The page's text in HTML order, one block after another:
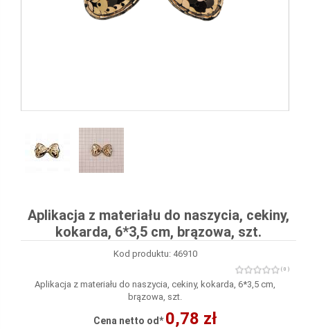
Aplikacja z materiału do naszycia, cekiny,
kokarda, 6*3,5 cm, brązowa, szt.
Kod produktu: 46910
( 0 )
Aplikacja z materiału do naszycia, cekiny, kokarda, 6*3,5 cm,
brązowa, szt.
Cena netto od*0,78 zł